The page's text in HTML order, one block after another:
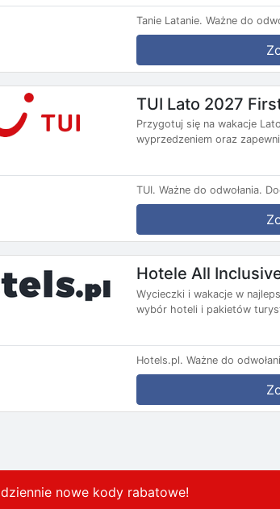
Tanie Latanie. Ważne do
TUI Lato 2027
Przygotuj się na wakacje
wyprzedzeniem oraz
TUI. Ważne do odwołania.
Hotele All
Wycieczki i wakacje w
wybór hoteli i pakietów
Hotels.pl. Ważne do
nowe kody rabatowe!